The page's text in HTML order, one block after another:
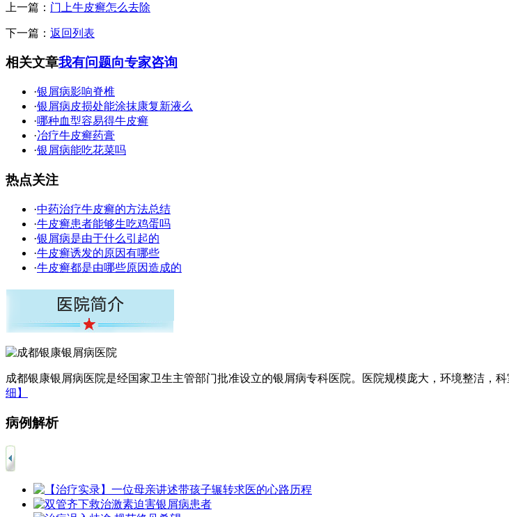
上一篇： 门上牛皮癣怎么去除
下一篇： 返回列表
相关文章我有问题向专家咨询
·银屑病影响脊椎
·银屑病皮损处能涂抹康复新液么
·哪种血型容易得牛皮癣
·冶疗牛皮癣药膏
·银屑病能吃花菜吗
热点关注
·中药治疗牛皮癣的方法总结
·牛皮癣患者能够生吃鸡蛋吗
·银屑病是由于什么引起的
·牛皮癣诱发的原因有哪些
·牛皮癣都是由哪些原因造成的
成都银康银屑病医院是经国家卫生主管部门批准设立的银屑病专科医院。医院规模庞大，环境整洁，
细】
病例解析